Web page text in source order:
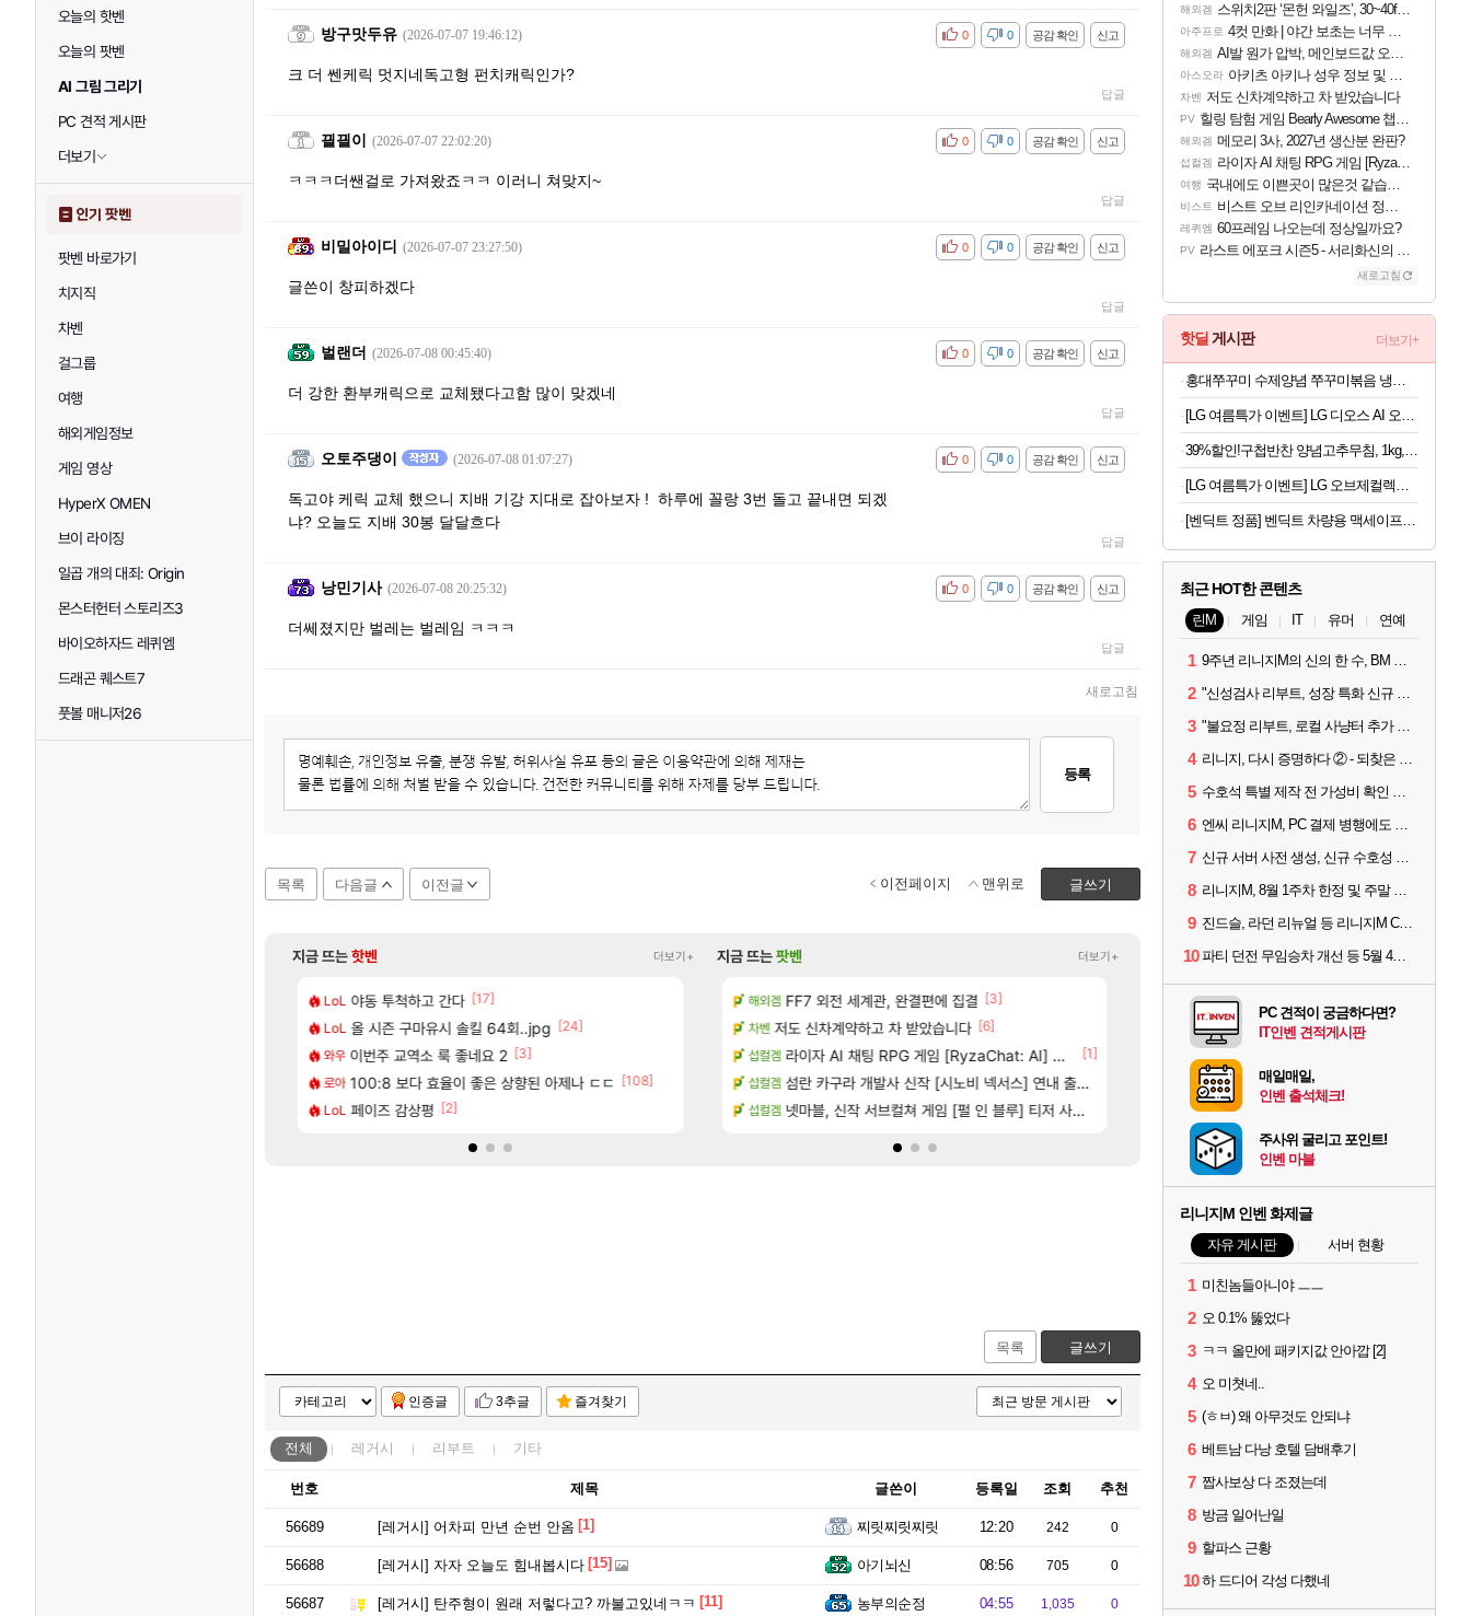
오늘의 핫벤
오늘의 팟벤
AI 그림 그리기
PC 견적 게시판
더보기
인기 팟벤
팟벤 바로가기
치지직
차벤
걸그룹
여행
해외게임정보
게임 영상
HyperX OMEN
브이 라이징
일곱 개의 대죄: Origin
몬스터헌터 스토리즈3
바이오하자드 레퀴엠
드래곤 퀘스트7
풋볼 매니저26
방구맛두유 (2026-07-07 19:46:12) 신고
공감 확인
비공감 0
0
크 더 쎈케릭 멋지네독고형 펀치캐릭인가?
답글
끨끨이 (2026-07-07 22:02:20) 신고
공감 확인
비공감 0
0
ㅋㅋㅋ더쌘걸로 가져왔죠ㅋㅋ 이러니 쳐맞지~
답글
비밀아이디 (2026-07-07 23:27:50) 신고
공감 확인
비공감 0
0
글쓴이 창피하겠다
답글
벌랜더 (2026-07-08 00:45:40) 신고
공감 확인
비공감 0
0
더 강한 환부캐릭으로 교체됐다고함 많이 맞겠네
답글
오토주댕이 (2026-07-08 01:07:27) 신고
공감 확인
비공감 0
0
독고야 케릭 교체 했으니 지배 기강 지대로 잡아보자 ! 하루에 꼴랑 3번 돌고 끝내면 되겠
냐? 오늘도 지배 30봉 달달흐다
답글
낭민기사 (2026-07-08 20:25:32) 신고
공감 확인
비공감 0
0
더쎄졌지만 벌레는 벌레임 ㅋㅋㅋ
답글
새로고침
등록
목록 다음글 이전글 글쓰기
이전페이지 맨위로
지금 뜨는핫벤 더보기+
LoL 야동 투척하고 간다 [17]
LoL 올 시즌 구마유시 솔킬 64회..jpg [24]
와우 이번주 교역소 룩 좋네요 2 [3]
로아 100:8 보다 효율이 좋은 상향된 아제나 ㄷㄷ
[108]
LoL 페이즈 감상평 [2]
메이플 챌린저#77777 저격했습니다! [105]
검은사막 장비 올환 이후 약 7개월 [13]
메이플 빵값 문의 후기 [87]
메이플 8월 9일 썬데이 메이플 [149]
로아 보상 공지 나온거 10추 하니 올리자 [84]
부산 헌혈 먹튀 ㄷㄷ..
방금 일어난일 [13]
신호등 2인 40%글 존나 긁히네 씨발
벨가르딘 맛본 시점 민심 췤
크로체 따왔습니다 [74]
지금 뜨는팟벤 더보기+
리싱크드 리싱크드 1.06 패치노트 (8/5)
여행 동해바다 추암해수욕장
애니클립 혹시 이 만화 아시는 분 계신가요
여행 국내에도 이쁜곳이 많은것 같습니다
해외겜 AI발 원가 압박, 메인보드값 오르나
해외겜 FF7 외전 세계관, 완결편에 집결 [3]
차벤 저도 신차계약하고 차 받았습니다 [6]
섭컬겜 라이자 AI 채팅 RPG 게임 [RyzaChat: AI] 공개
[1]
섭컬겜 섬란 카구라 개발사 신작 [시노비 넥서스] 연내 출시 예정
섭컬겜 넷마블, 신작 서브컬쳐 게임 [펄 인 블루] 티저 사이트 오픈
스위치2판 ‘몬헌 와일즈’, 30~40fps 목표 추
아주프로 4컷 만화 | 야간 보초는 너무 힘들어
7년만에 가족여행을 다녀왔습니다.
쿠를 먼저 보내서 기습하는 법
비스트 오브 리인카네이션 정보/공략글 모음
목록 글쓰기
인증글 3추글 즐겨찾기
전체 레거시 리부트 기타
번호 제목 글쓴이 등록일 조회 추천
56689 [레거시] 어차피 만년 순번 안옴 [1] 찌릿찌릿찌릿 12:20 242 0
56688 [레거시] 자자 오늘도 힘내봅시다 [15] 아기뇌신 08:56 705 0
56687 [레거시] 탄주형이 원래 저렇다고? 까불고있네ㅋㅋ [11] 농부의순정 04:55 1,035 0
해외겜 스위치2판 ‘몬헌 와일즈’, 30~40fps 목표 추정
아주프로 4컷 만화 | 야간 보초는 너무 힘들어
해외겜 AI발 원가 압박, 메인보드값 오르나
아스오라 아키츠 아키나 성우 정보 및 주요 필모
차벤 저도 신차계약하고 차 받았습니다
PV 힐링 탐험 게임 Bearly Awesome 챕터 1 트레일러
해외겜 메모리 3사, 2027년 생산분 완판?
섭컬겜 라이자 AI 채팅 RPG 게임 [RyzaChat: AI] 공개
여행 국내에도 이쁜곳이 많은것 같습니다
비스트 비스트 오브 리인카네이션 정보/공략글 모음
레퀴엠 60프레임 나오는데 정상일까요?
PV 라스트 에포크 시즌5 - 서리화신의 분노 티저
새로고침
핫딜 게시판 더보기+
[벤딕트 정품] 벤딕트 차량용 맥세이프 거치대 휴대폰 충전기
최근 HOT한 콘텐츠
린M 게임 IT 유머 연예
1 9주년 리니지M의 신의 한 수, BM 장비 아데나 판매 예고
2 "신성검사 리부트, 성장 특화 신규 서버" 리니지M 3월 업데이트 예고
3 "불요정 리부트, 로컬 사냥터 추가 예정" 리니지M 9주년 업데이트 예고
4 리니지, 다시 증명하다 ② - 되찾은 모바일 왕좌
5 수호석 특별 제작 전 가성비 확인 필수! 3월 2주차 업데이트 이슈
6 엔씨 리니지M, PC 결제 병행에도 모바일 '매출 1위' 탈환
7 신규 서버 사전 생성, 신규 수호성 추가 등 3월 1주차 업데이트 이슈
8 리니지M, 8월 1주차 한정 및 주말 제작 정보
9 진드슬, 라던 리뉴얼 등 리니지M ContiNew 업데이트 핵심 요약
10 파티 던전 무임승차 개선 등 5월 4주차 업데이트 이슈
PC 견적이 궁금하다면?
IT인벤 견적게시판
매일매일,
인벤 출석체크!
주사위 굴리고 포인트!
인벤 마블
리니지M 인벤 화제글
자유 게시판 서버 현황
1 미친놈들아니야 ㅡㅡ
2 오 0.1% 뚫었다
3 ㅋㅋ 올만에 패키지값 안아깝 [2]
4 오 미쳣네..
5 (ㅎㅂ) 왜 아무것도 안되냐
6 베트남 다낭 호텔 담배후기
7 짭사보상 다 조졌는데
8 방금 일어난일
9 할파스 근황
10 하 드디어 각성 다했네